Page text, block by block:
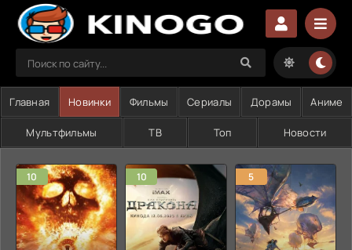
Главная Новинки Фильмы Сериалы Дорамы Аниме
Мультфильмы ТВ Топ Новости
10 10 5